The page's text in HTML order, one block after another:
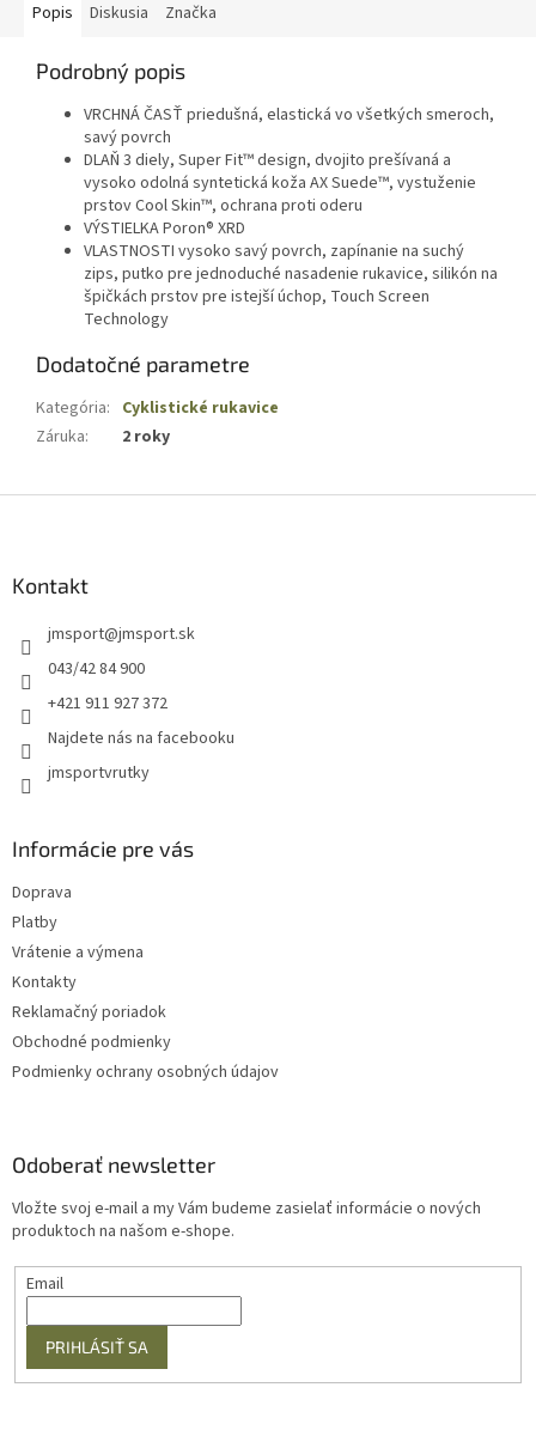
Popis Diskusia Značka
Podrobný popis
VRCHNÁ ČASŤ priedušná, elastická vo všetkých smeroch,
savý povrch
DLAŇ 3 diely, Super Fit™ design, dvojito prešívaná a
vysoko odolná syntetická koža AX Suede™, vystuženie
prstov Cool Skin™, ochrana proti oderu
VÝSTIELKA Poron® XRD
VLASTNOSTI vysoko savý povrch, zapínanie na suchý
zips, putko pre jednoduché nasadenie rukavice, silikón na
špičkách prstov pre istejší úchop, Touch Screen
Technology
Dodatočné parametre
Kategória: Cyklistické rukavice
Záruka: 2 roky
Kontakt
jmsport@jmsport.sk
043/42 84 900
+421 911 927 372
Najdete nás na facebooku
jmsportvrutky
Informácie pre vás
Doprava
Platby
Vrátenie a výmena
Kontakty
Reklamačný poriadok
Obchodné podmienky
Podmienky ochrany osobných údajov
Odoberať newsletter
Vložte svoj e-mail a my Vám budeme zasielať informácie o nových
produktoch na našom e-shope.
Email
PRIHLÁSIŤ SA